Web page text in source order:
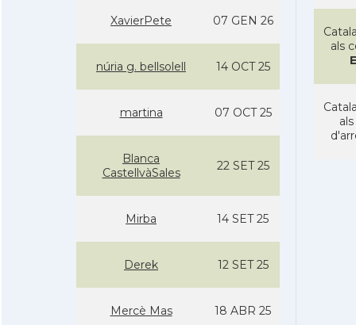
XavierPete 07 GEN 26
núria g. bellsolell 14 OCT 25
martina 07 OCT 25
Blanca
CastellvàSales
22 SET 25
Mirba 14 SET 25
Derek 12 SET 25
Mercè Mas 18 ABR 25
als